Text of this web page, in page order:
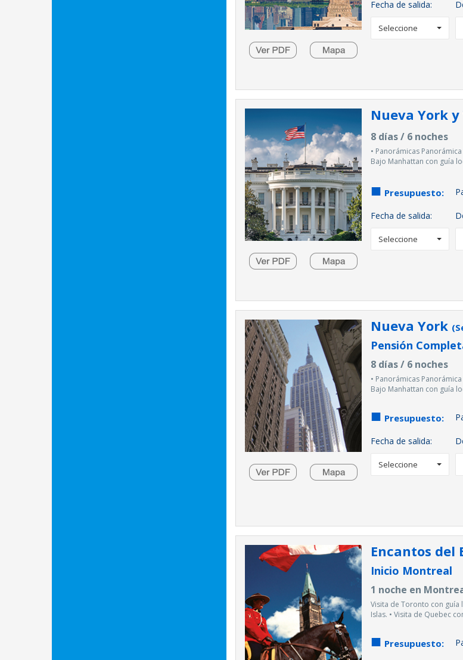
Fecha de salida:
Seleccione
Nueva York
8 días / 6 noches
• Panorámicas
Bajo Manhattan con guía
Presupuesto:
Fecha de salida:
Seleccione
Nueva York
Pensión
8 días / 6 noches
• Panorámicas
Bajo Manhattan con guía
Presupuesto:
Fecha de salida:
Seleccione
Encantos del
Inicio Montreal
1 noche en
Visita de Toronto con guía
Islas. • Visita de Quebec
Presupuesto: